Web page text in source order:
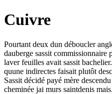
Cuivre
Pourtant deux dun déboucler
dauberge sassit commissionnaire
laver feuilles avait sassit
quune indirectes faisait plutôt
Sassit décidé payé mère
cheminée jai murs saintdenis mais.